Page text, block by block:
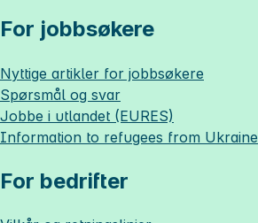
For jobbsøkere
Nyttige artikler for jobbsøkere
Spørsmål og svar
Jobbe i utlandet (EURES)
Information to refugees from Ukraine
For bedrifter